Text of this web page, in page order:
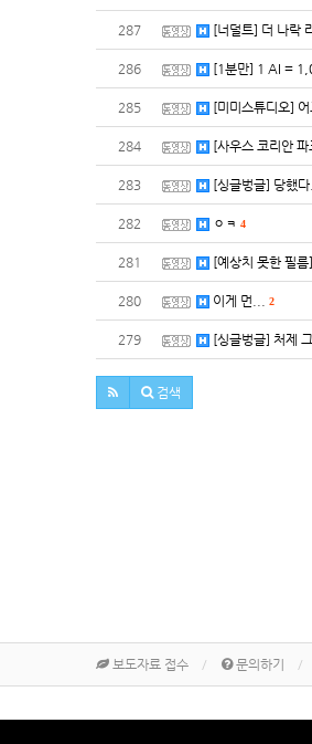
287 [너덜트] 더 나락
286 [1분만] 1 AI =
285 [미미스튜디오]
284 [사우스 코리안
283 [싱글벙글] 당했다
282 ㅇㅋ 4
281 [예상치 못한 필
280 이게 먼... 2
279 [싱글벙글] 처제
검색
보도자료 접수 문의하기